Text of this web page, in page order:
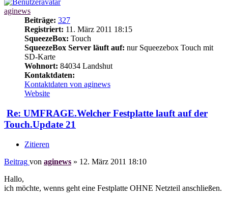
aginews
Beiträge: 327
Registriert: 11. März 2011 18:15
SqueezeBox: Touch
SqueezeBox Server läuft auf: nur Squeezebox Touch mit
SD-Karte
Wohnort: 84034 Landshut
Kontaktdaten:
Kontaktdaten von aginews
Website
Re: UMFRAGE.Welcher Festplatte lauft auf der
Touch.Update 21
Zitieren
Beitrag von aginews » 12. März 2011 18:10
Hallo,
ich möchte, wenns geht eine Festplatte OHNE Netzteil anschließen.